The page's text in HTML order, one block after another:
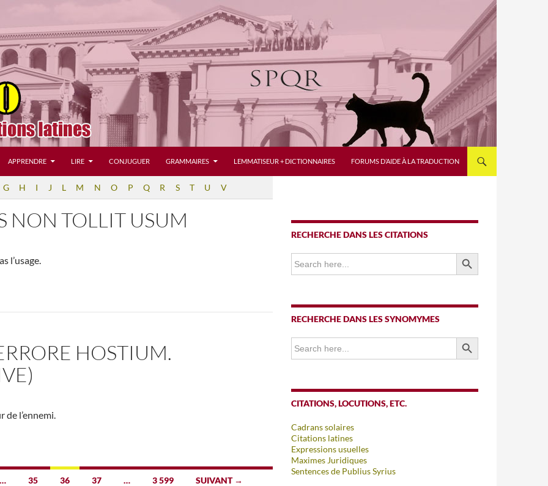
APPRENDRE LIRE CONJUGUER GRAMMAIRES LEMMATISEUR + DICTIONNAIRES FORUMS D’AIDE À LA TRADUCTION
G H I J L M N O P Q R S T U V
NON TOLLIT USUM
l’usage.
HOSTIUM.
de l’ennemi.
… 35 36 37 … 3 599 SUIVANT →
RECHERCHE DANS LES CITATIONS
Search
for:
SEARCH BUTTON
RECHERCHE DANS LES SYNOMYMES
Search
for:
SEARCH BUTTON
CITATIONS, LOCUTIONS, ETC.
Cadrans solaires
Citations latines
Expressions usuelles
Maximes Juridiques
Sentences de Publius Syrius